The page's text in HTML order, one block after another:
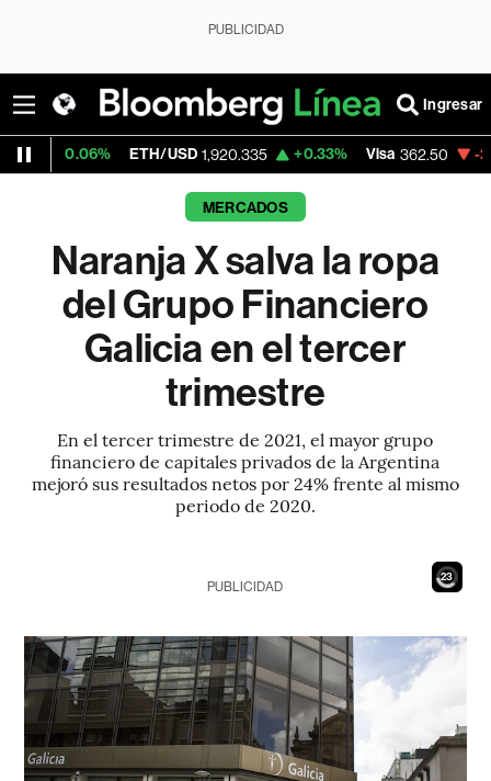
PUBLICIDAD
Ingresar
ETH/USD 1,920.335 +0.33% Visa 362.50 -2.15%
MERCADOS
Naranja X salva la ropa
del Grupo Financiero
Galicia en el tercer
trimestre
En el tercer trimestre de 2021, el mayor grupo
financiero de capitales privados de la Argentina
mejoró sus resultados netos por 24% frente al mismo
periodo de 2020.
21
PUBLICIDAD